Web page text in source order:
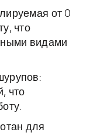
от 0
что
видами
что
для